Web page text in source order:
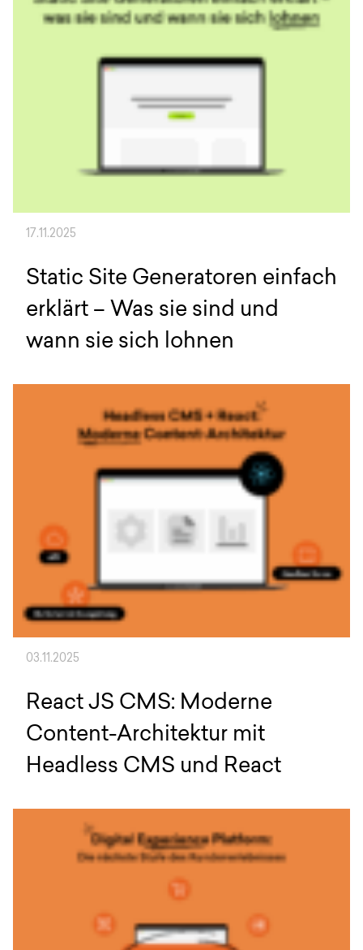
17.11.2025
Static Site Generatoren einfach
erklärt – Was sie sind und
wann sie sich lohnen
03.11.2025
React JS CMS: Moderne
Content-Architektur mit
Headless CMS und React